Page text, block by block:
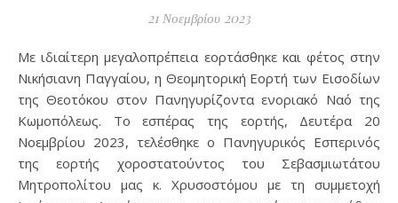
21 Νοεμβρίου 2023
Με ιδιαίτερη μεγαλοπρέπεια εορτάσθηκε και φέτος στην
Νικήσιανη Παγγαίου, η Θεομητορική Εορτή των Εισοδίων
της Θεοτόκου στον Πανηγυρίζοντα ενοριακό Ναό της
Κωμοπόλεως. Το εσπέρας της εορτής, Δευτέρα 20
Νοεμβρίου 2023, τελέσθηκε ο Πανηγυρικός Εσπερινός
της εορτής χοροστατούντος του Σεβασμιωτάτου
Μητροπολίτου μας κ. Χρυσοστόμου με τη συμμετοχή